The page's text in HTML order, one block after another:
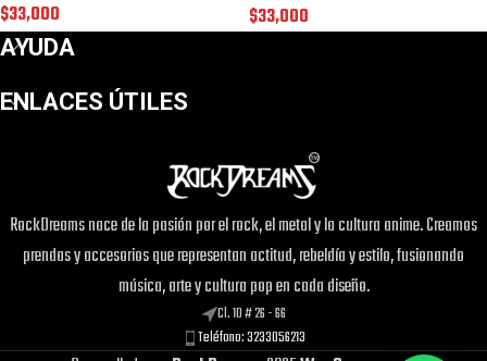
$33,000 $33,000
AYUDA
ENLACES ÚTILES
RockDreams nace de la pasión por el rock, el metal y la cultura anime. Creamos
prendas y accesorios que representan actitud, rebeldía y estilo, fusionando
música, arte y cultura pop en cada diseño.
Cl. 10 # 26 - 66
Teléfono: 3233056213